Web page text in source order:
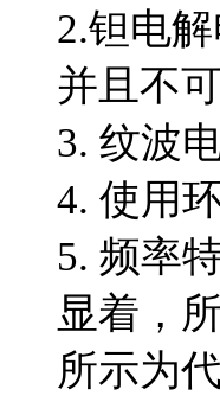
2.钽电
并且不
3. 纹波
4. 使用
5. 频率
显着，
所示为